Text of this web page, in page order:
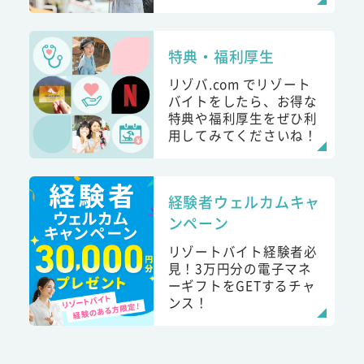
特典・福利厚生
リゾバ.com でリゾート
バイトをしたら、お得な
特典や福利厚生をぜひ利
用してみてくださいね！
経験者ウェルカムキャ
ンペーン
リゾートバイト経験者必
見！3万円分の電子マネ
ーギフトをGETするチャ
ンス！